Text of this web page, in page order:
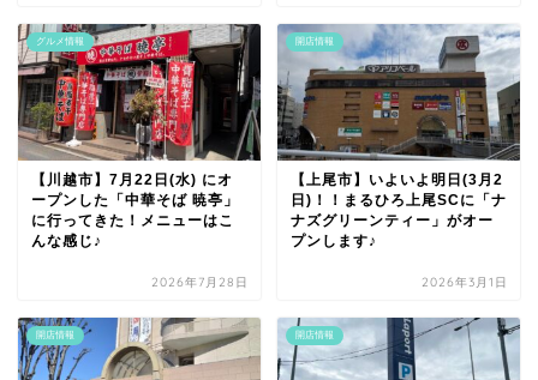
グルメ情報
【川越市】7月22日(水) にオ
ープンした「中華そば 暁亭」
に行ってきた！メニューはこ
んな感じ♪
2026年7月28日
開店情報
【上尾市】いよいよ明日(3月2
日)！！まるひろ上尾SCに「ナ
ナズグリーンティー」がオー
プンします♪
2026年3月1日
開店情報 開店情報